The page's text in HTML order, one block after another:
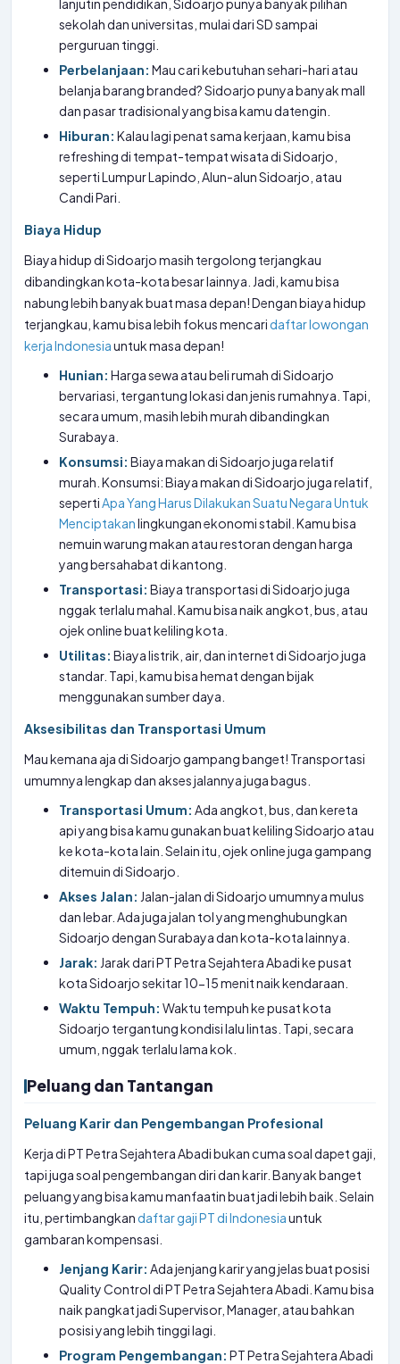
lanjutin pendidikan, Sidoarjo punya banyak pilihan
sekolah dan universitas, mulai dari SD sampai
perguruan tinggi.
Perbelanjaan: Mau cari kebutuhan sehari-hari atau
belanja barang branded? Sidoarjo punya banyak mall
dan pasar tradisional yang bisa kamu datengin.
Hiburan: Kalau lagi penat sama kerjaan, kamu bisa
refreshing di tempat-tempat wisata di Sidoarjo,
seperti Lumpur Lapindo, Alun-alun Sidoarjo, atau
Candi Pari.
Biaya Hidup
Biaya hidup di Sidoarjo masih tergolong terjangkau
dibandingkan kota-kota besar lainnya. Jadi, kamu bisa
nabung lebih banyak buat masa depan! Dengan biaya hidup
terjangkau, kamu bisa lebih fokus mencari daftar lowongan
kerja Indonesiauntuk masa depan!
Hunian: Harga sewa atau beli rumah di Sidoarjo
bervariasi, tergantung lokasi dan jenis rumahnya. Tapi,
secara umum, masih lebih murah dibandingkan
Surabaya.
Konsumsi: Biaya makan di Sidoarjo juga relatif
murah. Konsumsi: Biaya makan di Sidoarjo juga relatif,
sepertiApa Yang Harus Dilakukan Suatu Negara Untuk
Menciptakanlingkungan ekonomi stabil. Kamu bisa
nemuin warung makan atau restoran dengan harga
yang bersahabat di kantong.
Transportasi: Biaya transportasi di Sidoarjo juga
nggak terlalu mahal. Kamu bisa naik angkot, bus, atau
ojek online buat keliling kota.
Utilitas: Biaya listrik, air, dan internet di Sidoarjo juga
standar. Tapi, kamu bisa hemat dengan bijak
menggunakan sumber daya.
Aksesibilitas dan Transportasi Umum
Mau kemana aja di Sidoarjo gampang banget! Transportasi
umumnya lengkap dan akses jalannya juga bagus.
Transportasi Umum: Ada angkot, bus, dan kereta
api yang bisa kamu gunakan buat keliling Sidoarjo atau
ke kota-kota lain. Selain itu, ojek online juga gampang
ditemuin di Sidoarjo.
Akses Jalan: Jalan-jalan di Sidoarjo umumnya mulus
dan lebar. Ada juga jalan tol yang menghubungkan
Sidoarjo dengan Surabaya dan kota-kota lainnya.
Jarak: Jarak dari PT Petra Sejahtera Abadi ke pusat
kota Sidoarjo sekitar 10-15 menit naik kendaraan.
Waktu Tempuh: Waktu tempuh ke pusat kota
Sidoarjo tergantung kondisi lalu lintas. Tapi, secara
umum, nggak terlalu lama kok.
Peluang dan Tantangan
Peluang Karir dan Pengembangan Profesional
Kerja di PT Petra Sejahtera Abadi bukan cuma soal dapet gaji,
tapi juga soal pengembangan diri dan karir. Banyak banget
peluang yang bisa kamu manfaatin buat jadi lebih baik. Selain
itu, pertimbangkan daftar gaji PT di Indonesiauntuk
gambaran kompensasi.
Jenjang Karir: Ada jenjang karir yang jelas buat posisi
Quality Control di PT Petra Sejahtera Abadi. Kamu bisa
naik pangkat jadi Supervisor, Manager, atau bahkan
posisi yang lebih tinggi lagi.
Program Pengembangan: PT Petra Sejahtera Abadi